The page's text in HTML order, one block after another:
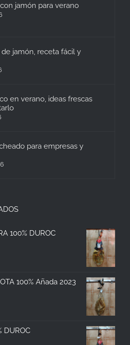
jamón para verano
jamón, receta fácil y
en verano, ideas frescas
para empresas y
100% DUROC
100% Añada 2023
DUROC